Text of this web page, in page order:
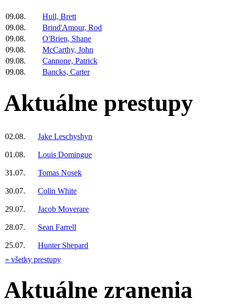
09.08.
Hull, Brett
09.08.
Brind'Amour, Rod
09.08.
O'Brien, Shane
09.08.
McCarthy, John
09.08.
Cannone, Patrick
09.08.
Bancks, Carter
Aktuálne prestupy
02.08. Jake Leschyshyn
01.08. Louis Domingue
31.07. Tomas Nosek
30.07. Colin White
29.07. Jacob Moverare
28.07. Sean Farrell
25.07.
Hunter Shepard
» všetky prestupy
Aktuálne zranenia